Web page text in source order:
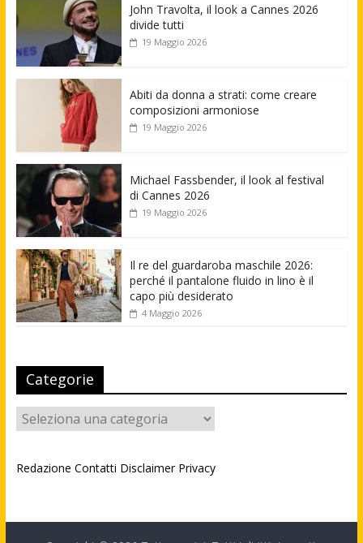
John Travolta, il look a Cannes 2026
divide tutti
19 Maggio 2026
Abiti da donna a strati: come creare
composizioni armoniose
19 Maggio 2026
Michael Fassbender, il look al festival
di Cannes 2026
19 Maggio 2026
Il re del guardaroba maschile 2026:
perché il pantalone fluido in lino è il
capo più desiderato
4 Maggio 2026
Categorie
Categorie
Redazione Contatti Disclaimer Privacy